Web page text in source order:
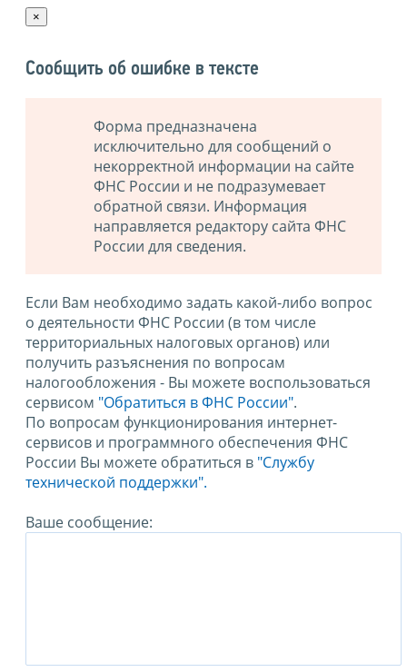
×
Сообщить об ошибке в тексте
Форма предназначена
исключительно для сообщений о
некорректной информации на сайте
ФНС России и не подразумевает
обратной связи. Информация
направляется редактору сайта ФНС
России для сведения.
Если Вам необходимо задать какой-либо вопрос
о деятельности ФНС России (в том числе
территориальных налоговых органов) или
получить разъяснения по вопросам
налогообложения - Вы можете воспользоваться
сервисом "Обратиться в ФНС России".
По вопросам функционирования интернет-
сервисов и программного обеспечения ФНС
России Вы можете обратиться в "Службу
технической поддержки".
Ваше сообщение: